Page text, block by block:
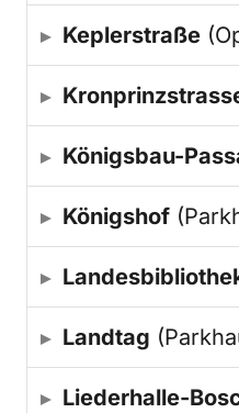
Keplerstraße
Königsbau-
Königshof
Landtag
Liederhalle-